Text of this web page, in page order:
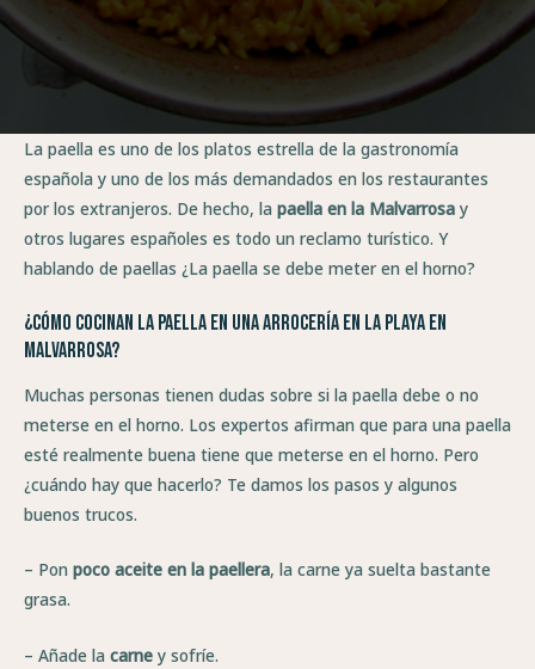
La paella es uno de los platos estrella de la gastronomía
española y uno de los más demandados en los restaurantes
por los extranjeros. De hecho, la paella en la Malvarrosa y
otros lugares españoles es todo un reclamo turístico. Y
hablando de paellas ¿La paella se debe meter en el horno?
¿Cómo cocinan la paella en una arrocería en la playa en
Malvarrosa?
Muchas personas tienen dudas sobre si la paella debe o no
meterse en el horno. Los expertos afirman que para una paella
esté realmente buena tiene que meterse en el horno. Pero
¿cuándo hay que hacerlo? Te damos los pasos y algunos
buenos trucos.
– Pon poco aceite en la paellera, la carne ya suelta bastante
grasa.
– Añade la carne y sofríe.